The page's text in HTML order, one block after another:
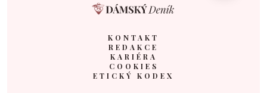
KONTAKT
REDAKCE
KARIÉRA
COOKIES
ETICKÝ KODEX